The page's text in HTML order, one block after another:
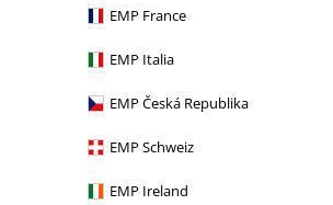
EMP France
EMP Italia
EMP Česká Republika
EMP Schweiz
EMP Ireland